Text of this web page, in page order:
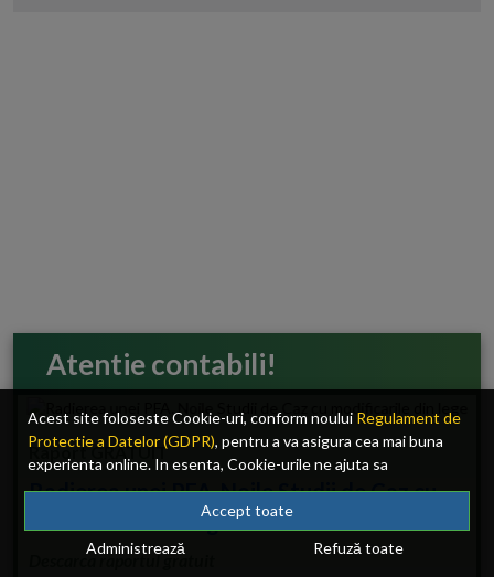
Acest site foloseste Cookie-uri, conform noului Regulament de
Protectie a Datelor (GDPR), pentru a va asigura cea mai buna
experienta online. In esenta, Cookie-urile ne ajuta sa
imbunatatim continutul de pe site, oferindu-va dvs., cititorul, o
experienta online personalizata si mult mai rapida. Ele sunt
folosite doar de site-ul nostru si partenerii nostri de incredere.
AICIpentru detalii despre politica de Cookie-uri.
Accept toate
Administrează
Refuză toate
Atentie contabili!
Raport GRATUIT
Radierea unei PFA. Noile Studii de Caz cu
modificarile din lege
Descarca raportul gratuit